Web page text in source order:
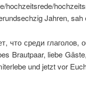
hochzeitsrede/
Jahren,
что среди
Brautpaar, liebe
und jetzt vor